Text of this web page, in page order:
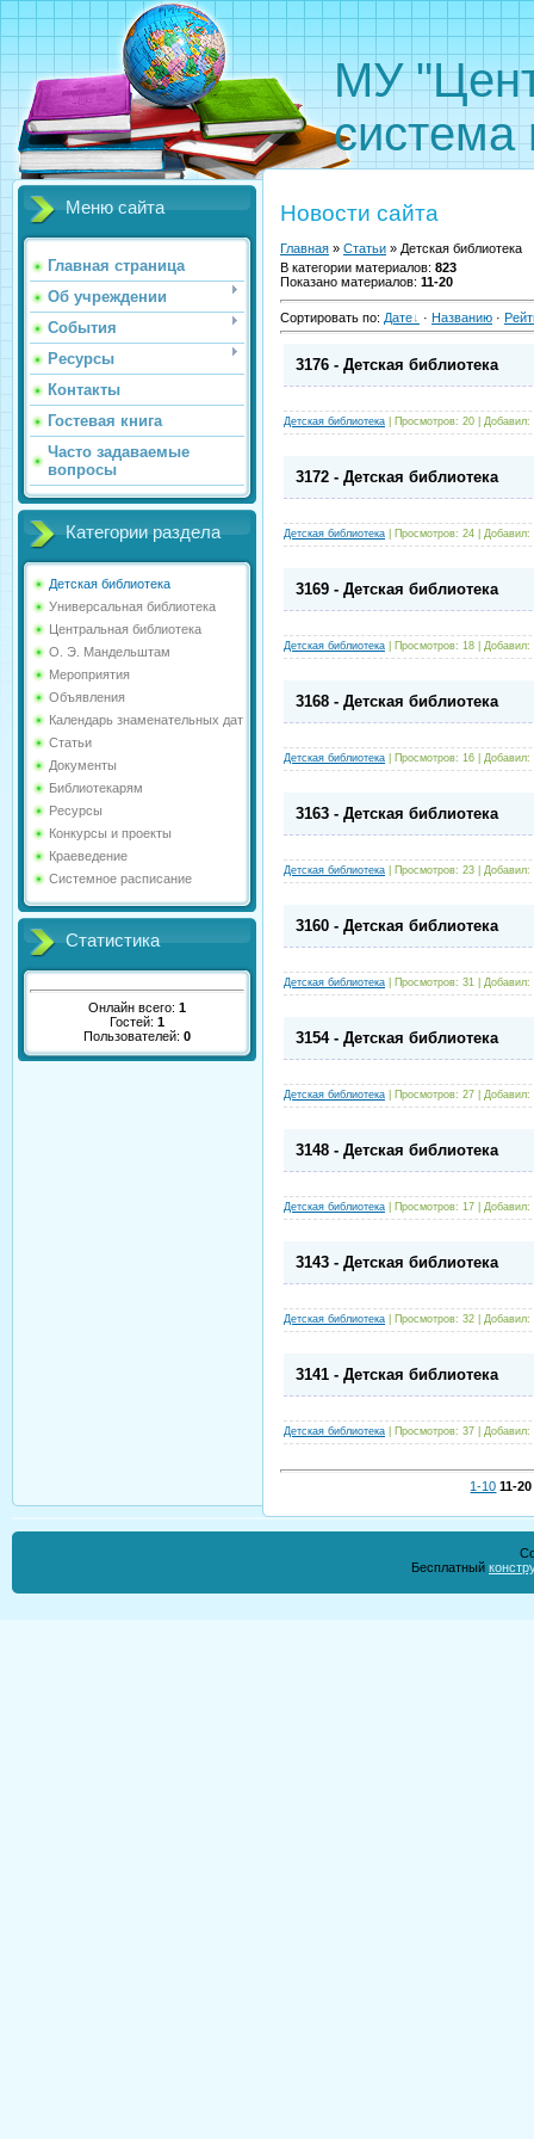
МУ
система
Меню сайта
Главная страница
Об учреждении
События
Ресурсы
Контакты
Гостевая книга
Часто задаваемые
вопросы
Категории раздела
Детская библиотека
Универсальная библиотека
Центральная библиотека
О. Э. Мандельштам
Мероприятия
Объявления
Календарь знаменательных дат
Статьи
Документы
Библиотекарям
Ресурсы
Конкурсы и проекты
Краеведение
Системное расписание
Статистика
Онлайн всего: 1
Гостей: 1
Пользователей: 0
Новости сайта
Главная » Статьи » Детская библиотека
В категории материалов: 823
Показано материалов: 11-20
Сортировать по: Дате · Названию ·
3176 - Детская библиотека
Детская библиотека Просмотров: 20 Добавил:
3172 - Детская библиотека
Детская библиотека Просмотров: 24 Добавил:
3169 - Детская библиотека
Детская библиотека Просмотров: 18 Добавил:
3168 - Детская библиотека
Детская библиотека Просмотров: 16 Добавил:
3163 - Детская библиотека
Детская библиотека Просмотров: 23 Добавил:
3160 - Детская библиотека
Детская библиотека Просмотров: 31 Добавил:
3154 - Детская библиотека
Детская библиотека Просмотров: 27 Добавил:
3148 - Детская библиотека
Детская библиотека Просмотров: 17 Добавил:
3143 - Детская библиотека
Детская библиотека Просмотров: 32 Добавил:
3141 - Детская библиотека
Детская библиотека Просмотров: 37 Добавил:
1-10 11-20
Бесплатный